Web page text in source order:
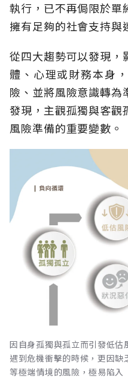
執行，已不再侷限於單
擁有足夠的社會支持與
從四大趨勢可以發現，
體、心理或財務本身
險、並將風險意識轉為
發現，主觀孤獨與客觀
風險準備的重要變數。
因自身孤獨與孤立而引發低
遇到危機衝擊的時候，更因
等極端情境的風險，極易陷